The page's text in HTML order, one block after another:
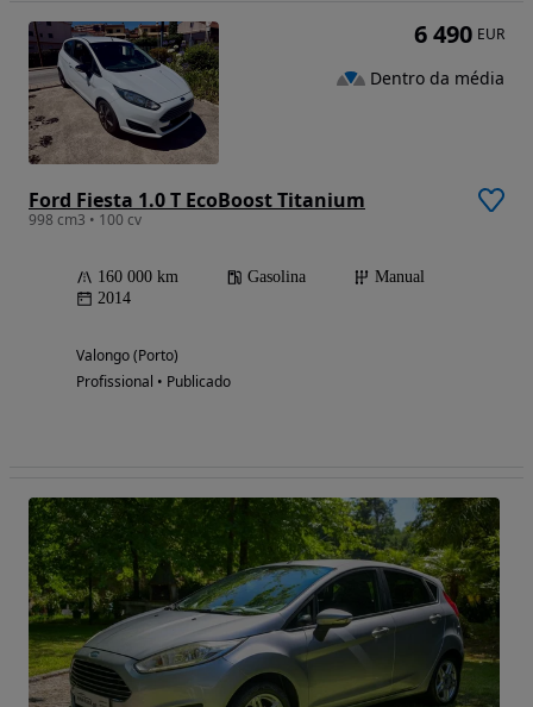
Ford Fiesta 1.0 T EcoBoost Titanium
998 cm3 • 100 cv
160 000 km Gasolina
Manual
2014
Valongo (Porto)
Profissional • Publicado
6 490 EUR
Dentro da média